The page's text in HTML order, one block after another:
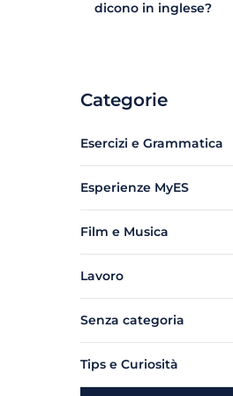
dicono in inglese?
Categorie
Esercizi e Grammatica
Esperienze MyES
Film e Musica
Lavoro
Senza categoria
Tips e Curiosità